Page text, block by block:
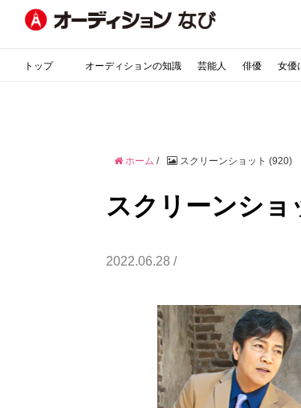
トップ オーディションの知識 芸能人 俳優 女優
ホーム / スクリーンショット (920)
スクリーンショ
2022.06.28 /